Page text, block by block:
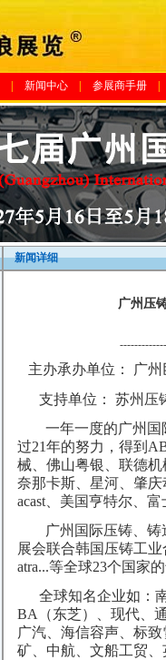
新闻中心 参展商手册|
新闻详细
广州压
主办承办单位： 广
支持单位： 苏州压
一年一度的广州
过21年的努力，得到
械、佛山粤银、联德
奈那卡斯、星河、肇
acast、美国亨特尔、
广州国际压铸、
展会联合韩国压铸工
atra...等全球23个国家
全球知名企业如：
BA（东芝）、现代、
广汽、海信容声、标
矿、中航、文船工贸